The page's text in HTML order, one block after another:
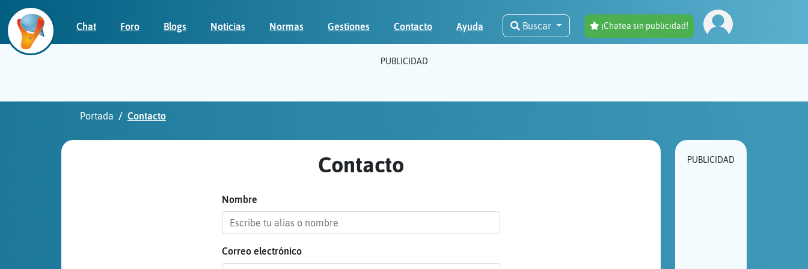
Chat Foro Blogs Noticias Normas Gestiones Contacto Ayuda Buscar ¡Chatea sin publicidad!
PUBLICIDAD
Portada Contacto
Contacto
Nombre
Correo electrónico
PUBLICIDAD
Iniciar